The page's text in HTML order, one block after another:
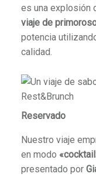
es una explosión
viaje de
potencia
calidad.
Reservado
Nuestro viaje
en modo
presentado por